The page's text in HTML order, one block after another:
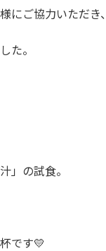
にご協力いただき、
た。
」の試食。
です💛